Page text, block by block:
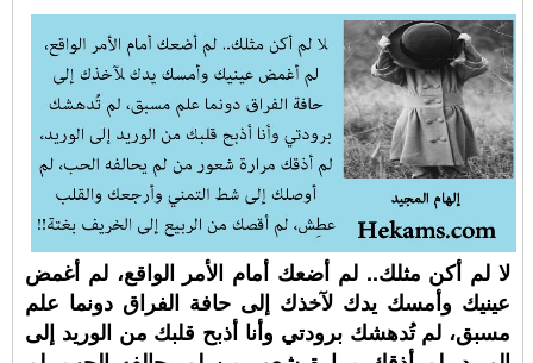
لا لم أكن مثلك.. لم أضعك أمام الأمر الواقع، لم أغمض
عينيك وأمسك يدك لآخذك إلى حافة الفراق دونما علم
مسبق، لم تُدهشك برودتي وأنا أذبح قلبك من الوريد إلى